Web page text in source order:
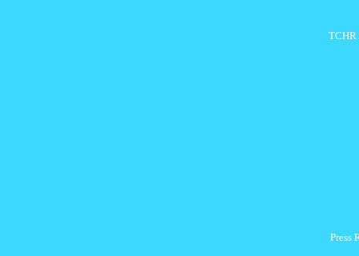
TCHR
Press